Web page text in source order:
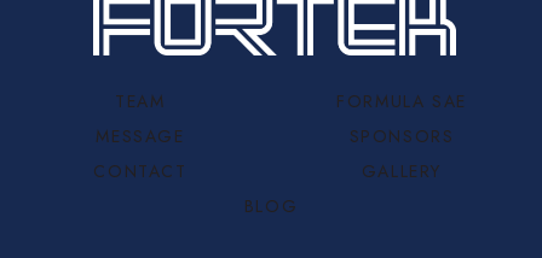
TEAM
FORMULA SAE
MESSAGE
SPONSORS
CONTACT
GALLERY
BLOG